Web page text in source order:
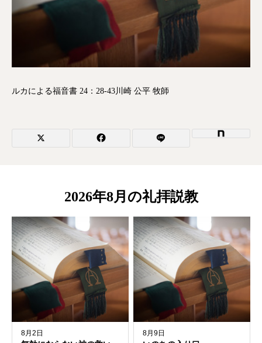
ルカによる福音書 24：28-43川崎 公平 牧師
2026年8月の礼拝説教
8月2日 8月9日